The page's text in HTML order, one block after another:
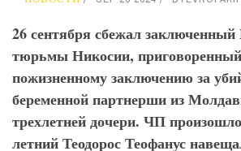
26 сентября сбежал
тюрьмы Никосии, приговоренный
пожизненному заключению за
беременной партнерши из
трехлетней дочери. ЧП
летний Теодорос Теофанус